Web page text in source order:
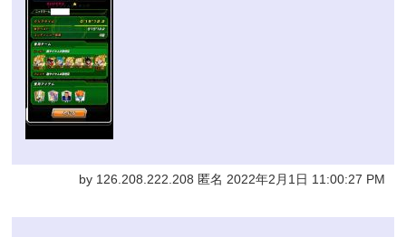
by 126.208.222.208 匿名 2022年2月1日 11:00:27 PM